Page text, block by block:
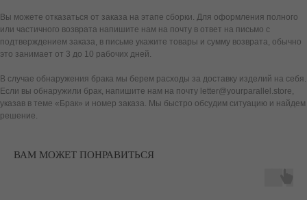
Вы можете отказаться от заказа на этапе сборки. Для оформления полного
или частичного возврата напишите нам на почту в ответ на письмо с
подтверждением заказа, в письме укажите товары и сумму возврата, обычно
это занимает от 3 до 10 рабочих дней.
В случае обнаружения брака мы берем расходы за доставку изделий на себя.
Если вы обнаружили брак, напишите нам на почту letter@yourparallel.store,
указав в теме «Брак» и номер заказа. Мы быстро обсудим ситуацию и найдем
решение.
ВАМ МОЖЕТ ПОНРАВИТЬСЯ